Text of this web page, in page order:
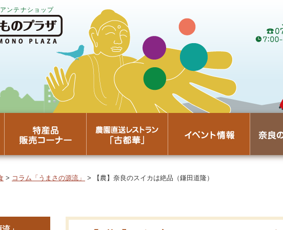
ンテナショップ
> コラム「うまさの源流」 > 【農】奈良のスイカは絶品（鎌田道隆）